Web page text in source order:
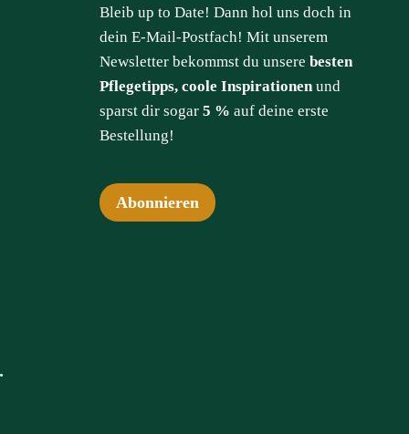
Bleib up to Date! Dann hol uns doch in
dein E-Mail-Postfach! Mit unserem
Newsletter bekommst du unsere besten
Pflegetipps, coole Inspirationenund
sparst dir sogar 5 % auf deine erste
Bestellung!
Abonnieren